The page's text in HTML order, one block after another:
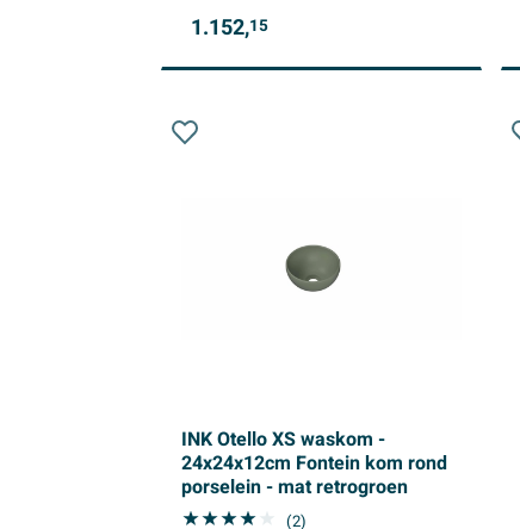
1.152,15
INK Otello XS waskom -
24x24x12cm Fontein kom rond
porselein - mat retrogroen
(2)